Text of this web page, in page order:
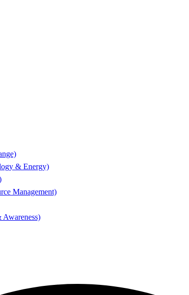
& Energy)
Management)